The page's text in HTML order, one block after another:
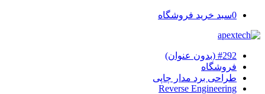
0سبد خرید فروشگاه
#292 (بدون عنوان)
فروشگاه
طراحی برد مدار چاپی
Reverse Engineering